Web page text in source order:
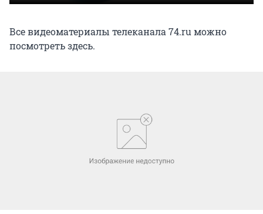
Все видеоматериалы телеканала 74.ru можно
посмотреть здесь.